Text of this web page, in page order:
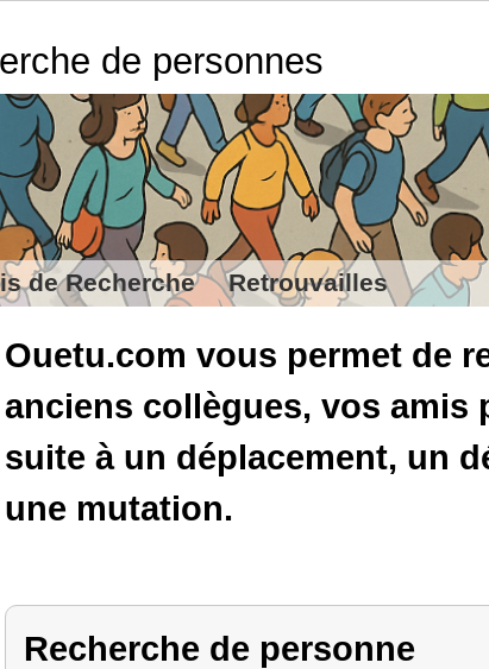
de personnes
de Recherche Retrouvailles
Ouetu.com vous permet de
anciens collègues, vos amis
suite à un déplacement, un
une mutation.
Recherche de personne